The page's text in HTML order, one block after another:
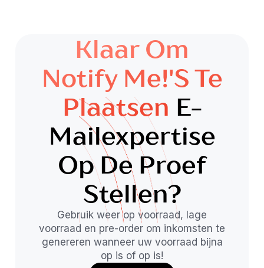
Klaar Om
Notify Me!'s Te
Plaatsen E-
Mailexpertise
Op De Proef
Stellen?
Gebruik weer op voorraad, lage
voorraad en pre-order om inkomsten te
genereren wanneer uw voorraad bijna
op is of op is!